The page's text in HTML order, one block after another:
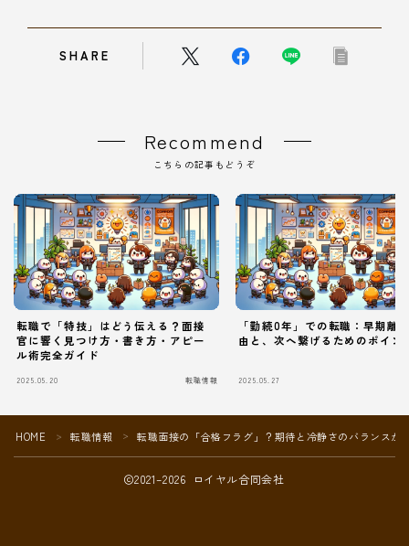
Follow Me
SHARE
Recommend
こちらの記事もどうぞ
転職で「特技」はどう伝える？面接
官に響く見つけ方・書き方・アピー
ル術完全ガイド
2025.05.20 転職情報
「勤続0年」での転職：早期離
由と、次へ繋げるためのポイン
2025.05.27
HOME ＞ 転職情報 ＞ 転職面接の「合格フラグ」？期待と冷静さのバランスが
2021–2026 ロイヤル合同会社